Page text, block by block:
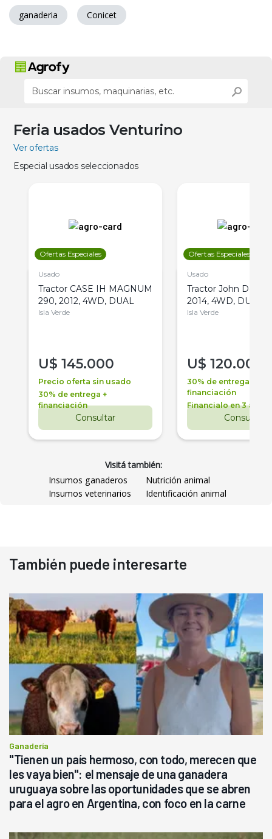
ganaderia Conicet
Feria usados Venturino
Ver ofertas
Especial usados seleccionados
Ofertas Especiales
Usado
Tractor CASE IH MAGNUM
290, 2012, 4WD, DUAL
Isla Verde
U$ 145.000
Precio oferta sin usado
30% de entrega +
financiación
Consultar
Ofertas Especiales
Usado
Tractor John Deere
2014, 4WD, DUAL
Isla Verde
U$ 120.000
30% de entrega +
financiación
Financialo en 3 años
Consultar
Visitá también:
Insumos ganaderos
Nutrición animal
Insumos veterinarios
Identificación animal
También puede interesarte
Ganadería
"Tienen un país hermoso, con todo, merecen que
les vaya bien": el mensaje de una ganadera
uruguaya sobre las oportunidades que se abren
para el agro en Argentina, con foco en la carne